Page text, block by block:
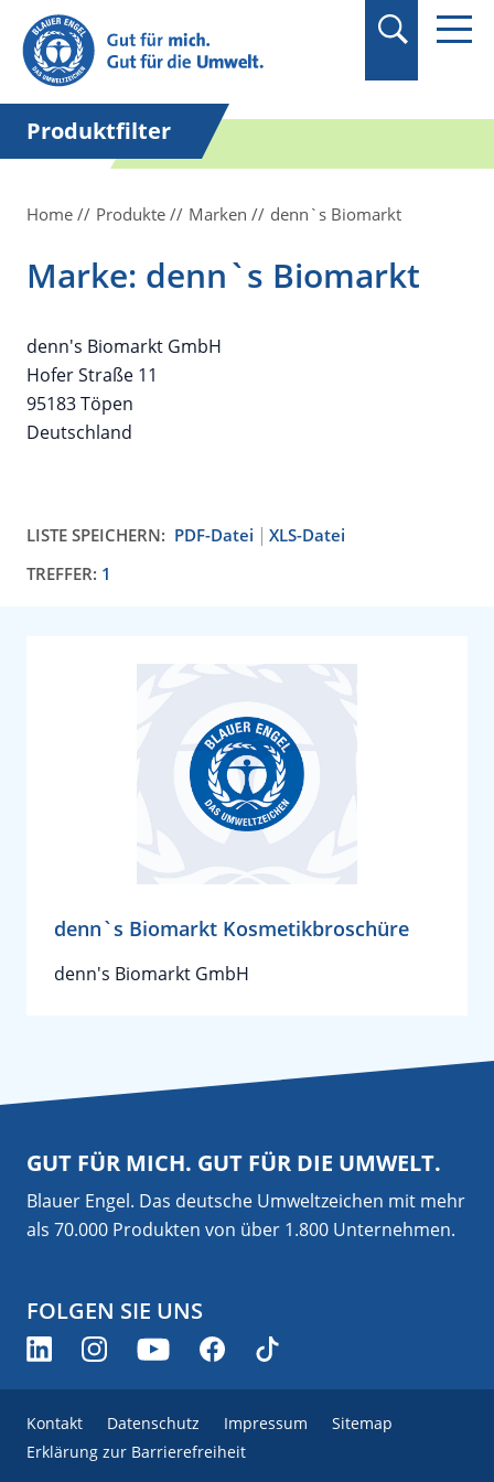
Suchbegriff in
Anführungszeichen
setzen.
Produktfilter
Home Produkte Marken denn`s Biomarkt
Marke: denn`s Biomarkt
denn's Biomarkt GmbH
Hofer Straße 11
95183 Töpen
Deutschland
LISTE SPEICHERN: PDF-Datei
XLS-Datei
TREFFER: 1
denn`s Biomarkt Kosmetikbroschüre
denn's Biomarkt GmbH
GUT FÜR MICH. GUT FÜR DIE UMWELT.
Blauer Engel. Das deutsche Umweltzeichen mit mehr
als 70.000 Produkten von über 1.800 Unternehmen.
FOLGEN SIE UNS
Kontakt Datenschutz Impressum
Sitemap
Erklärung zur Barrierefreiheit